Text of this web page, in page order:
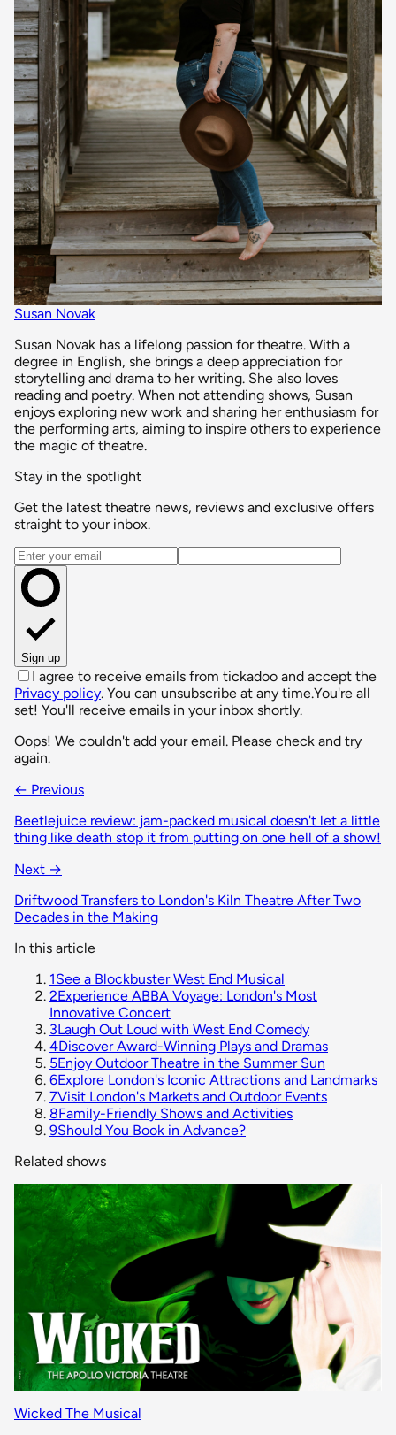
Susan Novak
Susan Novak has a lifelong passion for theatre. With a
degree in English, she brings a deep appreciation for
storytelling and drama to her writing. She also loves
reading and poetry. When not attending shows, Susan
enjoys exploring new work and sharing her enthusiasm for
the performing arts, aiming to inspire others to experience
the magic of theatre.
Stay in the spotlight
Get the latest theatre news, reviews and exclusive offers
straight to your inbox.
Email address
Sign up
I agree to receive emails from tickadoo and accept the
Privacy policy. You can unsubscribe at any time.You're all
set! You'll receive emails in your inbox shortly.
Oops! We couldn't add your email. Please check and try
again.
← Previous
Beetlejuice review: jam-packed musical doesn't let a little
thing like death stop it from putting on one hell of a show!
Next →
Driftwood Transfers to London's Kiln Theatre After Two
Decades in the Making
In this article
1See a Blockbuster West End Musical
2Experience ABBA Voyage: London's Most
Innovative Concert
3Laugh Out Loud with West End Comedy
4Discover Award-Winning Plays and Dramas
5Enjoy Outdoor Theatre in the Summer Sun
6Explore London's Iconic Attractions and Landmarks
7Visit London's Markets and Outdoor Events
8Family-Friendly Shows and Activities
9Should You Book in Advance?
Related shows
Wicked The Musical